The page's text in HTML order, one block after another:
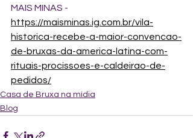
MAIS MINAS -
https://maisminas.ig.com.br/vila-
historica-recebe-a-maior-convencao-
de-bruxas-da-america-latina-com-
rituais-procissoes-e-caldeirao-de-
pedidos/
Casa de Bruxa na mídia
Blog